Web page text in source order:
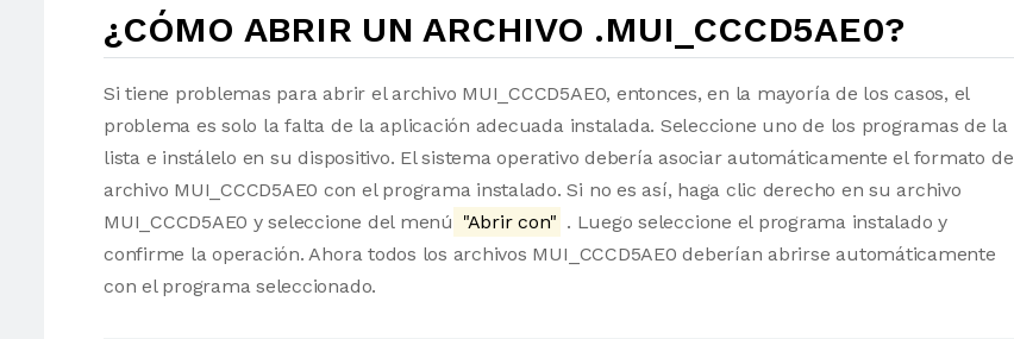
¿CÓMO ABRIR UN ARCHIVO .MUI_CCCD5AE0?
Si tiene problemas para abrir el archivo MUI_CCCD5AE0, entonces, en la mayoría de los casos, el
problema es solo la falta de la aplicación adecuada instalada. Seleccione uno de los programas de la
lista e instálelo en su dispositivo. El sistema operativo debería asociar automáticamente el formato de
archivo MUI_CCCD5AE0 con el programa instalado. Si no es así, haga clic derecho en su archivo
MUI_CCCD5AE0 y seleccione del menú "Abrir con" . Luego seleccione el programa instalado y
confirme la operación. Ahora todos los archivos MUI_CCCD5AE0 deberían abrirse automáticamente
con el programa seleccionado.